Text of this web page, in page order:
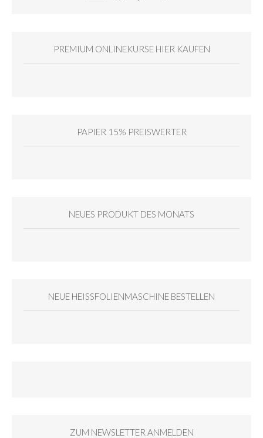
PREMIUM ONLINEKURSE HIER KAUFEN
PAPIER 15% PREISWERTER
NEUES PRODUKT DES MONATS
NEUE HEISSFOLIENMASCHINE BESTELLEN
ZUM NEWSLETTER ANMELDEN